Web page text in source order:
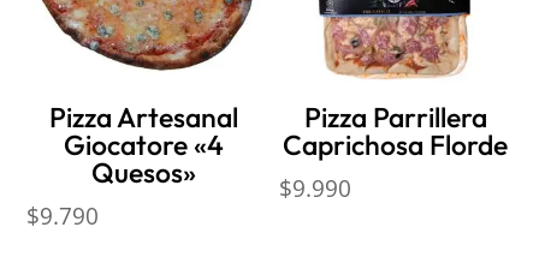
Pizza Artesanal
Giocatore «4
Quesos»
$9.790
Pizza Parrillera
Caprichosa Florde
$9.990